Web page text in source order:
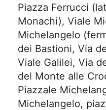
Piazza Ferrucci
Monachi), Viale
Michelangelo
dei Bastioni, Via
Viale Galilei, Via
del Monte alle
Piazzale
Michelangelo,